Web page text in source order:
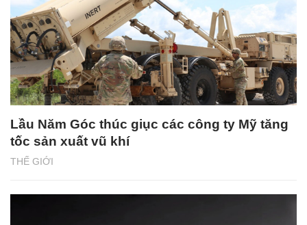
THẾ GIỚI
Lầu Năm Góc thúc giục các công ty Mỹ tăng
tốc sản xuất vũ khí